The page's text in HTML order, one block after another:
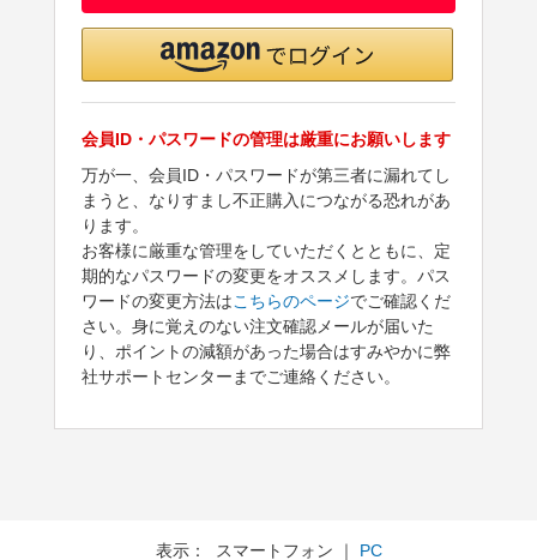
会員ID・パスワードの管理は厳重にお願いします
万が一、会員ID・パスワードが第三者に漏れてし
まうと、なりすまし不正購入につながる恐れがあ
ります。
お客様に厳重な管理をしていただくとともに、定
期的なパスワードの変更をオススメします。パス
ワードの変更方法はこちらのページでご確認くだ
さい。身に覚えのない注文確認メールが届いた
り、ポイントの減額があった場合はすみやかに弊
社サポートセンターまでご連絡ください。
表示： スマートフォン ｜ PC